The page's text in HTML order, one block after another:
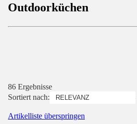
Outdoorküchen
86 Ergebnisse
Sortiert nach:
Artikelliste überspringen